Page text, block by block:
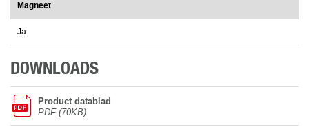
Magneet
Ja
DOWNLOADS
Product datablad
PDF (70KB)